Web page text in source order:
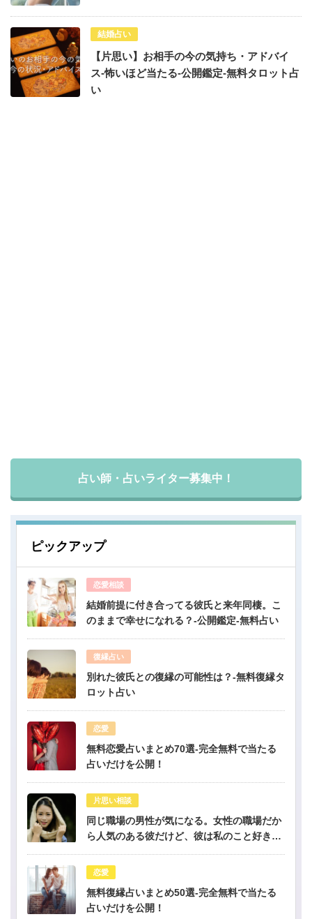
結婚占い
【片思い】お相手の今の気持ち・アドバイ
ス-怖いほど当たる-公開鑑定-無料タロット占
い
占い師・占いライター募集中！
ピックアップ
恋愛相談
結婚前提に付き合ってる彼氏と来年同棲。こ
のままで幸せになれる？-公開鑑定-無料占い
復縁占い
別れた彼氏との復縁の可能性は？-無料復縁タ
ロット占い
恋愛
無料恋愛占いまとめ70選-完全無料で当たる
占いだけを公開！
片思い相談
同じ職場の男性が気になる。女性の職場だか
ら人気のある彼だけど、彼は私のこと好き？-
恋愛
無料復縁占いまとめ50選-完全無料で当たる
占いだけを公開！